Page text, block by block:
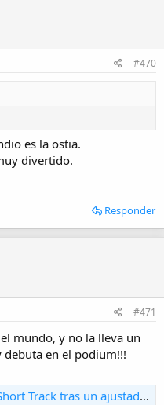
#470
es la ostia.
divertido.
Responder
#471
mundo, y no la lleva un
en el podium!!!
sprint y las 32" debutan en Copa del Mundo